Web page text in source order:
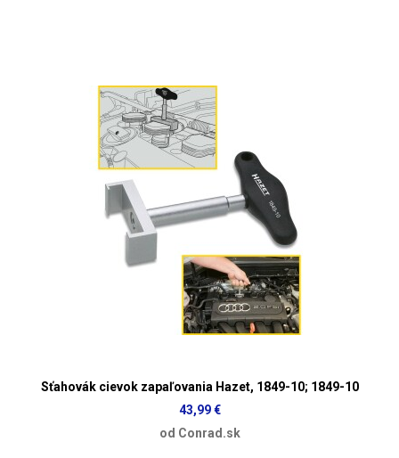
Sťahovák cievok zapaľovania Hazet, 1849-10; 1849-10
43,99 €
od Conrad.sk